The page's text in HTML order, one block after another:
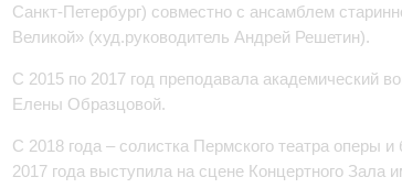
Санкт-Петербург) совместно с ансамблем
Великой» (худ.руководитель Андрей Решетин).
С 2015 по 2017 год преподавала академический
Елены Образцовой.
С 2018 года – солистка Пермского театра оперы
2017 года выступила на сцене Концертного Зала